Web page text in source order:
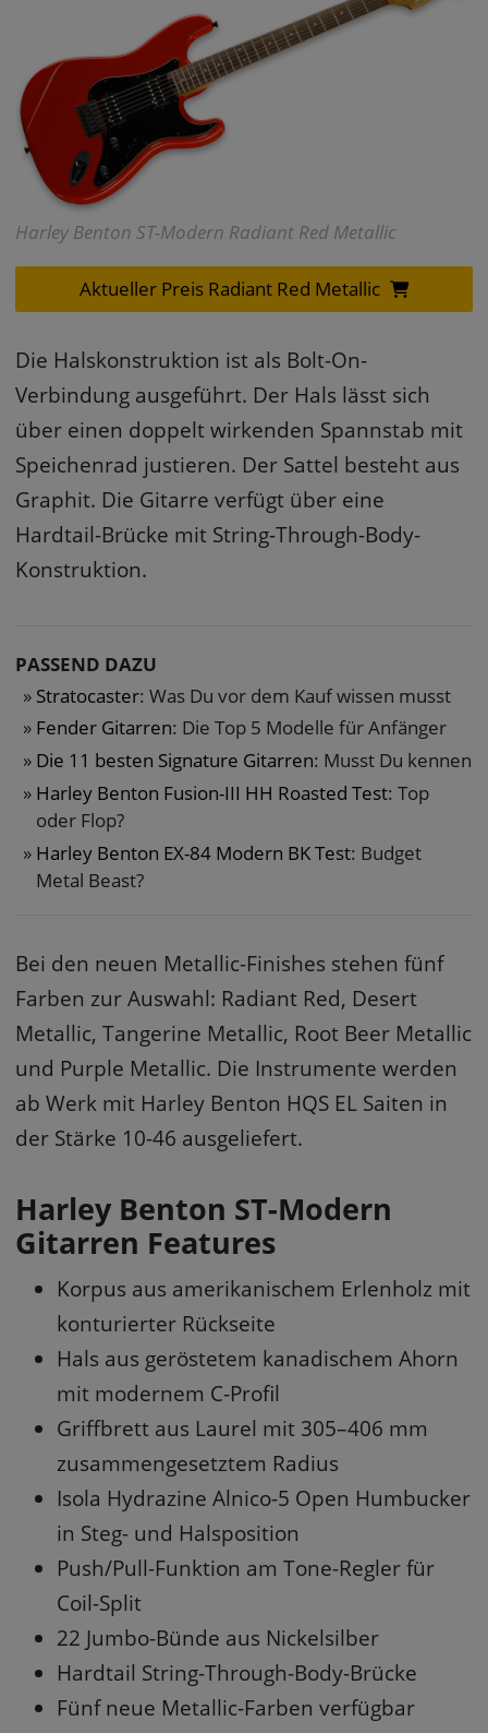
Harley Benton ST-Modern Radiant Red Metallic
Aktueller Preis Radiant Red Metallic
Die Halskonstruktion ist als Bolt-On-
Verbindung ausgeführt. Der Hals lässt sich
über einen doppelt wirkenden Spannstab mit
Speichenrad justieren. Der Sattel besteht aus
Graphit. Die Gitarre verfügt über eine
Hardtail-Brücke mit String-Through-Body-
Konstruktion.
PASSEND DAZU
Stratocaster: Was Du vor dem Kauf wissen musst
Fender Gitarren: Die Top 5 Modelle für Anfänger
Die 11 besten Signature Gitarren: Musst Du kennen
Harley Benton Fusion-III HH Roasted Test: Top
oder Flop?
Harley Benton EX-84 Modern BK Test: Budget
Metal Beast?
Bei den neuen Metallic-Finishes stehen fünf
Farben zur Auswahl: Radiant Red, Desert
Metallic, Tangerine Metallic, Root Beer Metallic
und Purple Metallic. Die Instrumente werden
ab Werk mit Harley Benton HQS EL Saiten in
der Stärke 10-46 ausgeliefert.
Harley Benton ST-Modern
Gitarren Features
Korpus aus amerikanischem Erlenholz mit
konturierter Rückseite
Hals aus geröstetem kanadischem Ahorn
mit modernem C-Profil
Griffbrett aus Laurel mit 305–406 mm
zusammengesetztem Radius
Isola Hydrazine Alnico-5 Open Humbucker
in Steg- und Halsposition
Push/Pull-Funktion am Tone-Regler für
Coil-Split
22 Jumbo-Bünde aus Nickelsilber
Hardtail String-Through-Body-Brücke
Fünf neue Metallic-Farben verfügbar